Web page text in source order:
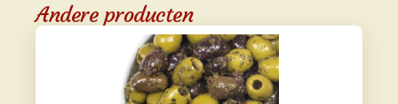
Andere producten